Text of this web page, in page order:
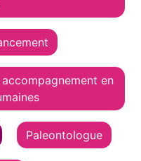
en
Paleontologue